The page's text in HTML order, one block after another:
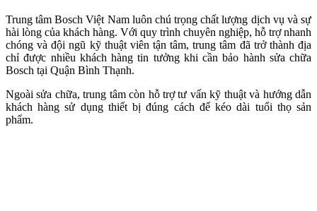
Trung tâm Bosch Việt Nam luôn chú trọng chất lượng dịch vụ và sự
hài lòng của khách hàng. Với quy trình chuyên nghiệp, hỗ trợ nhanh
chóng và đội ngũ kỹ thuật viên tận tâm, trung tâm đã trở thành địa
chỉ được nhiều khách hàng tin tưởng khi cần bảo hành sửa chữa
Bosch tại Quận Bình Thạnh.
Ngoài sửa chữa, trung tâm còn hỗ trợ tư vấn kỹ thuật và hướng dẫn
khách hàng sử dụng thiết bị đúng cách để kéo dài tuổi thọ sản
phẩm.